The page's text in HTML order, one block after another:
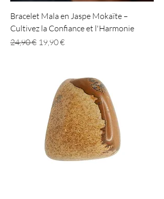
Bracelet Mala en Jaspe Mokaïte –
Cultivez la Confiance et l'Harmonie
Prix original
24,90 € Prix promotionnel
19,90 €